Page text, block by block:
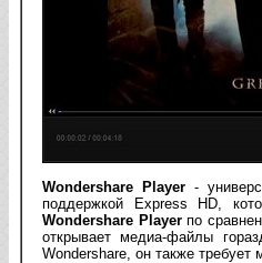
Wondershare Player-
поддержкой Express HD,
Wondershare Playerпо
открывает медиа-файлы
Wondershare, он также